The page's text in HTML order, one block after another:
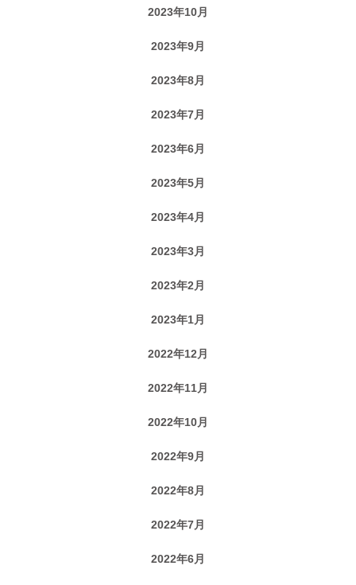
2023年10月
2023年9月
2023年8月
2023年7月
2023年6月
2023年5月
2023年4月
2023年3月
2023年2月
2023年1月
2022年12月
2022年11月
2022年10月
2022年9月
2022年8月
2022年7月
2022年6月